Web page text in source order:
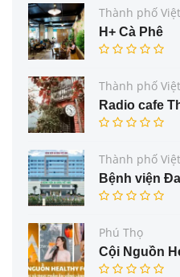
Thành phố
H+ Cà Phê
Thành phố
Radio cafe
Thành phố
Bệnh viện
Phú Thọ